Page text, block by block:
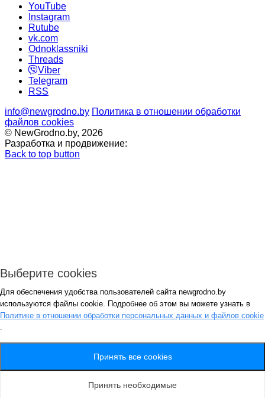
YouTube
Instagram
Rutube
vk.com
Odnoklassniki
Threads
Viber
Telegram
RSS
info@newgrodno.by Политика в отношении обработки
файлов cookies
© NewGrodno.by, 2026
Разработка и продвижение:
Back to top button
Авторизация
*
Запомнить
Потеряли пароль ?
Генерация пароля
Выберите cookies
Для обеспечения удобства пользователей сайта newgrodno.by
используются файлы cookie. Подробнее об этом вы можете узнать в
Политике в отношении обработки персональных данных и файлов cookie
.
Принять все cookies
Принять необходимые